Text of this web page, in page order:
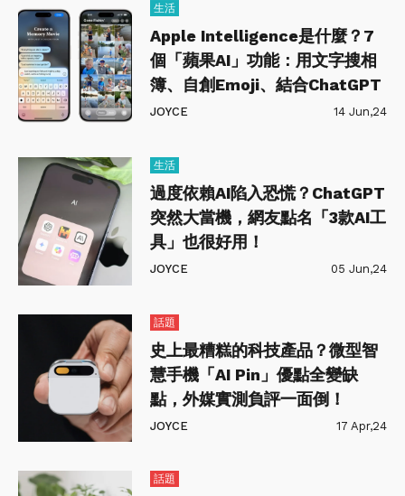
生活
Apple Intelligence是什麼？7
個「蘋果AI」功能：用文字搜相
簿、自創Emoji、結合ChatGPT
JOYCE 14 Jun,24
生活
過度依賴AI陷入恐慌？ChatGPT
突然大當機，網友點名「3款AI工
具」也很好用！
JOYCE 05 Jun,24
話題
史上最糟糕的科技產品？微型智
慧手機「AI Pin」優點全變缺
點，外媒實測負評一面倒！
JOYCE 17 Apr,24
話題